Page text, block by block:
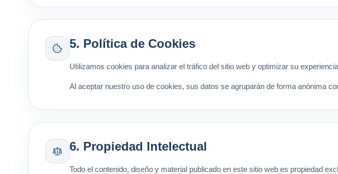
5. Política de Cookies
Utilizamos cookies para analizar el tráfico del sitio web y optimizar su
Al aceptar nuestro uso de cookies, sus datos se agruparán de forma anónima
6. Propiedad Intelectual
Todo el contenido, diseño y material publicado en este sitio web es propiedad